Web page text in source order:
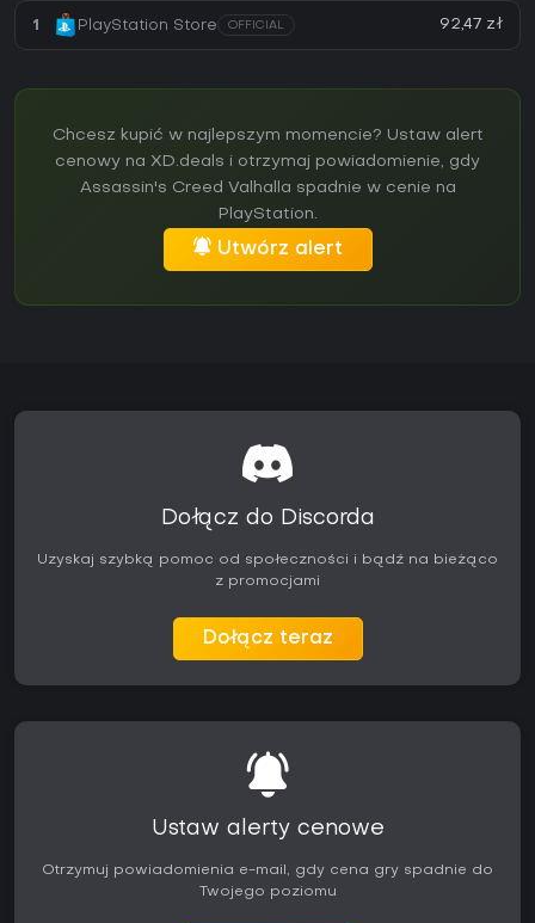
1 PlayStation Store OFFICIAL 92,47 zł
Chcesz kupić w najlepszym momencie? Ustaw alert
cenowy na XD.deals i otrzymaj powiadomienie, gdy
Assassin's Creed Valhalla spadnie w cenie na
PlayStation.
Utwórz alert
Dołącz do Discorda
Uzyskaj szybką pomoc od społeczności i bądź na bieżąco
z promocjami
Dołącz teraz
Ustaw alerty cenowe
Otrzymuj powiadomienia e-mail, gdy cena gry spadnie do
Twojego poziomu